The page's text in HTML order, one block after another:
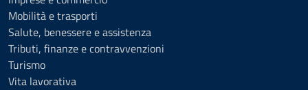
Mobilità e trasporti
Salute, benessere e assistenza
Tributi, finanze e contravvenzioni
Turismo
Vita lavorativa